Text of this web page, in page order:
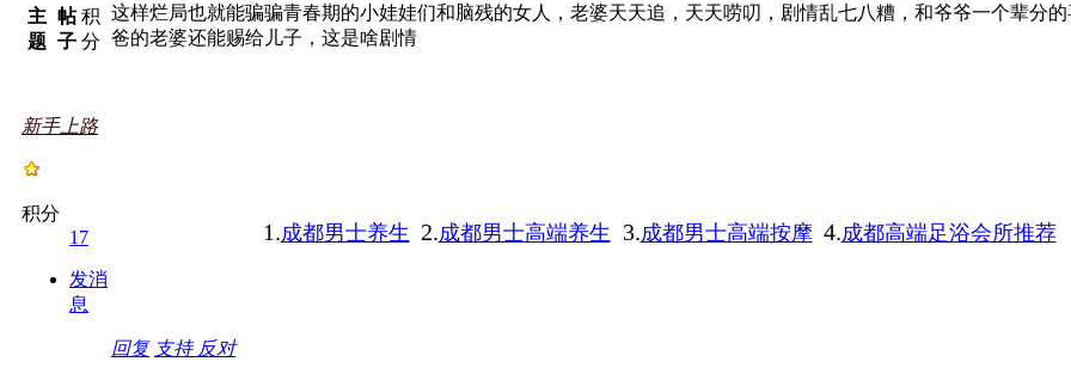
主
题
帖
子
积
分
新手上路
积分
17
发消
息
这样烂局也就能骗骗青春期的小娃娃们和脑残的女人，老婆天天追，天天唠叨，剧情乱七八糟，和爷爷一个辈分
爸的老婆还能赐给儿子，这是啥剧情
1.成都男士养生 2.成都男士高端养生 3.成都男士高端按摩 4.成都高端足浴会所推荐
回复 支持 反对